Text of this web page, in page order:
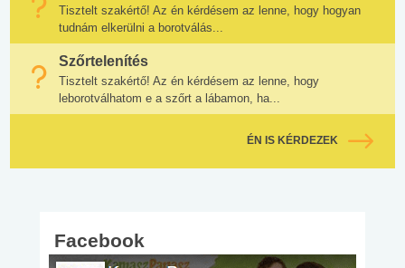
Tisztelt szakértő! Az én kérdésem az lenne, hogy hogyan
tudnám elkerülni a borotválás...
Szőrtelenítés
Tisztelt szakértő! Az én kérdésem az lenne, hogy
leborotválhatom e a szőrt a lábamon, ha...
ÉN IS KÉRDEZEK
Facebook